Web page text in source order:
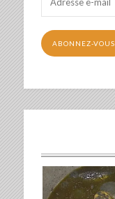
e-
mail
ABONNEZ-VOUS